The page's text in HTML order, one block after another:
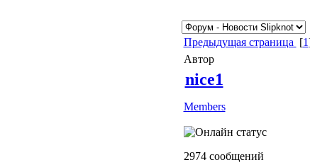
Предыдущая страница [1
Автор
nice1
Members
2974 сообщений